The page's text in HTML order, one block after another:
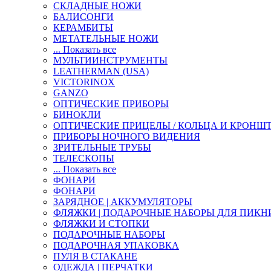
СКЛАДНЫЕ НОЖИ
БАЛИСОНГИ
КЕРАМБИТЫ
МЕТАТЕЛЬНЫЕ НОЖИ
... Показать все
МУЛЬТИИНСТРУМЕНТЫ
LEATHERMAN (USA)
VICTORINOX
GANZO
ОПТИЧЕСКИЕ ПРИБОРЫ
БИНОКЛИ
ОПТИЧЕСКИЕ ПРИЦЕЛЫ / КОЛЬЦА И
ПРИБОРЫ НОЧНОГО ВИДЕНИЯ
ЗРИТЕЛЬНЫЕ ТРУБЫ
ТЕЛЕСКОПЫ
... Показать все
ФОНАРИ
ФОНАРИ
ЗАРЯДНОЕ | АККУМУЛЯТОРЫ
ФЛЯЖКИ | ПОДАРОЧНЫЕ НАБОРЫ ДЛЯ
ФЛЯЖКИ И СТОПКИ
ПОДАРОЧНЫЕ НАБОРЫ
ПОДАРОЧНАЯ УПАКОВКА
ПУЛЯ В СТАКАНЕ
ОДЕЖДА | ПЕРЧАТКИ